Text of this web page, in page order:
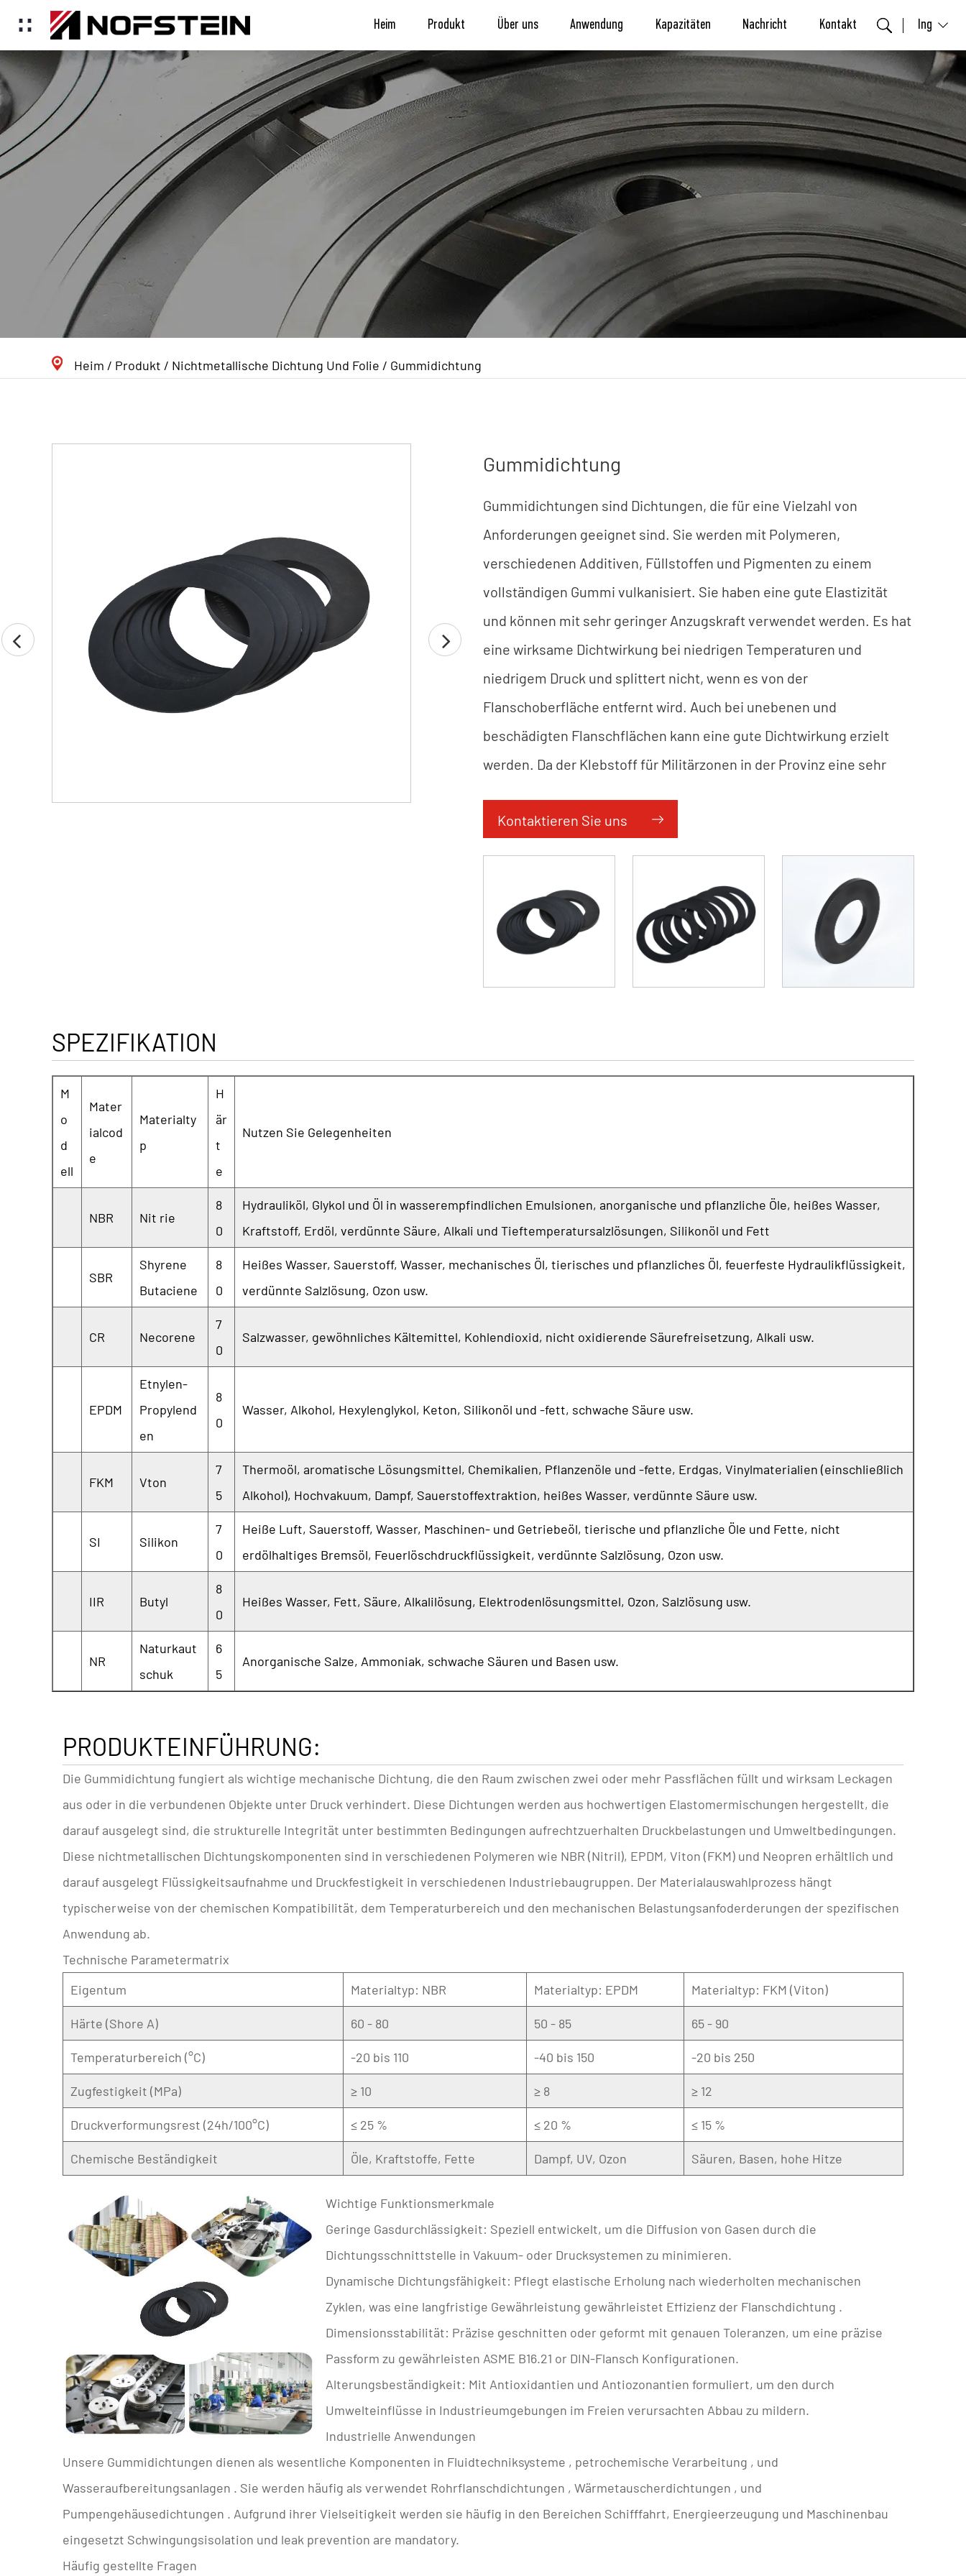
Heim Produkt Über uns Anwendung Kapazitäten Nachricht Kontakt Ing
Heim / Produkt / Nichtmetallische Dichtung Und Folie / Gummidichtung
Gummidichtung
Gummidichtungen sind Dichtungen, die für eine Vielzahl von
Anforderungen geeignet sind. Sie werden mit Polymeren,
verschiedenen Additiven, Füllstoffen und Pigmenten zu einem
vollständigen Gummi vulkanisiert. Sie haben eine gute Elastizität
und können mit sehr geringer Anzugskraft verwendet werden. Es hat
eine wirksame Dichtwirkung bei niedrigen Temperaturen und
niedrigem Druck und splittert nicht, wenn es von der
Flanschoberfläche entfernt wird. Auch bei unebenen und
beschädigten Flanschflächen kann eine gute Dichtwirkung erzielt
werden. Da der Klebstoff für Militärzonen in der Provinz eine sehr
wirksame Dichtungswirkung gegen den Durchgang von Gas und
Kontaktieren Sie uns
SPEZIFIKATION
M
o
d
ell
Mater
ialcod
e
Materialty
p
H
är
t
e
Nutzen Sie Gelegenheiten
NBR Nit rie
8
0
Hydrauliköl, Glykol und Öl in wasserempfindlichen Emulsionen, anorganische und pflanzliche Öle, heißes Wasser,
Kraftstoff, Erdöl, verdünnte Säure, Alkali und Tieftemperatursalzlösungen, Silikonöl und Fett
SBR
Shyrene
Butaciene
8
0
Heißes Wasser, Sauerstoff, Wasser, mechanisches Öl, tierisches und pflanzliches Öl, feuerfeste Hydraulikflüssigkeit,
verdünnte Salzlösung, Ozon usw.
CR Necorene
7
0
Salzwasser, gewöhnliches Kältemittel, Kohlendioxid, nicht oxidierende Säurefreisetzung, Alkali usw.
EPDM
Etnylen-
Propylend
en
8
0
Wasser, Alkohol, Hexylenglykol, Keton, Silikonöl und -fett, schwache Säure usw.
FKM Vton
7
5
Thermoöl, aromatische Lösungsmittel, Chemikalien, Pflanzenöle und -fette, Erdgas, Vinylmaterialien (einschließlich
Alkohol), Hochvakuum, Dampf, Sauerstoffextraktion, heißes Wasser, verdünnte Säure usw.
SI Silikon
7
0
Heiße Luft, Sauerstoff, Wasser, Maschinen- und Getriebeöl, tierische und pflanzliche Öle und Fette, nicht
erdölhaltiges Bremsöl, Feuerlöschdruckflüssigkeit, verdünnte Salzlösung, Ozon usw.
IIR Butyl
8
0
Heißes Wasser, Fett, Säure, Alkalilösung, Elektrodenlösungsmittel, Ozon, Salzlösung usw.
NR
Naturkaut
schuk
6
5
Anorganische Salze, Ammoniak, schwache Säuren und Basen usw.
PRODUKTEINFÜHRUNG:
Die Gummidichtung fungiert als wichtige mechanische Dichtung, die den Raum zwischen zwei oder mehr Passflächen füllt und wirksam Leckagen
aus oder in die verbundenen Objekte unter Druck verhindert. Diese Dichtungen werden aus hochwertigen Elastomermischungen hergestellt, die
darauf ausgelegt sind, die strukturelle Integrität unter bestimmten Bedingungen aufrechtzuerhalten Druckbelastungen und Umweltbedingungen.
Diese nichtmetallischen Dichtungskomponenten sind in verschiedenen Polymeren wie NBR (Nitril), EPDM, Viton (FKM) und Neopren erhältlich und
darauf ausgelegt Flüssigkeitsaufnahme und Druckfestigkeit in verschiedenen Industriebaugruppen. Der Materialauswahlprozess hängt
typischerweise von der chemischen Kompatibilität, dem Temperaturbereich und den mechanischen Belastungsanfoderderungen der spezifischen
Anwendung ab.
Technische Parametermatrix
Eigentum
Materialtyp: NBR Materialtyp: EPDM Materialtyp: FKM (Viton)
Härte (Shore A) 60 - 80 50 - 85 65 - 90
Temperaturbereich (°C) -20 bis 110 -40 bis 150 -20 bis 250
Zugfestigkeit (MPa) ≥ 10 ≥ 8 ≥ 12
Druckverformungsrest (24h/100°C) ≤ 25 % ≤ 20 % ≤ 15 %
Chemische Beständigkeit Öle, Kraftstoffe, Fette Dampf, UV, Ozon Säuren, Basen, hohe Hitze
Wichtige Funktionsmerkmale
Geringe Gasdurchlässigkeit: Speziell entwickelt, um die Diffusion von Gasen durch die
Dichtungsschnittstelle in Vakuum- oder Drucksystemen zu minimieren.
Dynamische Dichtungsfähigkeit: Pflegt elastische Erholung nach wiederholten mechanischen
Zyklen, was eine langfristige Gewährleistung gewährleistet Effizienz der Flanschdichtung .
Dimensionsstabilität: Präzise geschnitten oder geformt mit genauen Toleranzen, um eine präzise
Passform zu gewährleisten ASME B16.21 or DIN-Flansch Konfigurationen.
Alterungsbeständigkeit: Mit Antioxidantien und Antiozonantien formuliert, um den durch
Umwelteinflüsse in Industrieumgebungen im Freien verursachten Abbau zu mildern.
Industrielle Anwendungen
Unsere Gummidichtungen dienen als wesentliche Komponenten in Fluidtechniksysteme , petrochemische Verarbeitung , und
Wasseraufbereitungsanlagen . Sie werden häufig als verwendet Rohrflanschdichtungen , Wärmetauscherdichtungen , und
Pumpengehäusedichtungen . Aufgrund ihrer Vielseitigkeit werden sie häufig in den Bereichen Schifffahrt, Energieerzeugung und Maschinenbau
eingesetzt Schwingungsisolation und leak prevention are mandatory.
Häufig gestellte Fragen